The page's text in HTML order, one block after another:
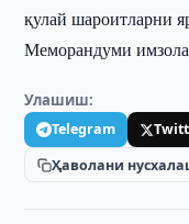
қулай шароитларни
Меморандуми
Улашиш:
Telegram
Ҳаволани